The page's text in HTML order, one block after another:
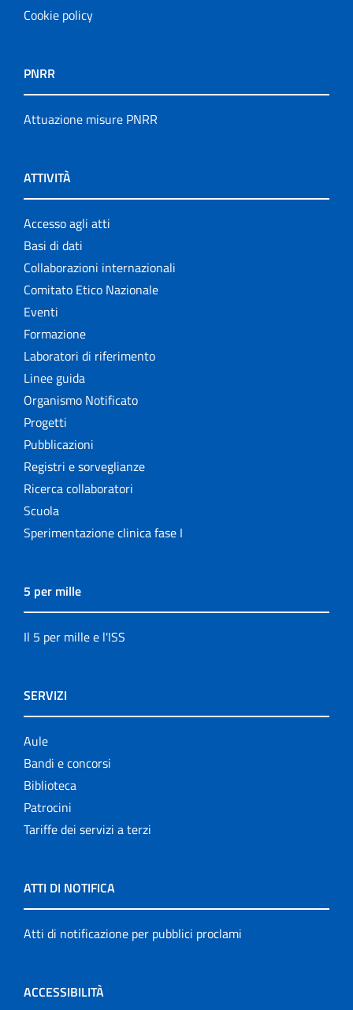
Cookie policy
PNRR
Attuazione misure PNRR
ATTIVITÀ
Accesso agli atti
Basi di dati
Collaborazioni internazionali
Comitato Etico Nazionale
Eventi
Formazione
Laboratori di riferimento
Linee guida
Organismo Notificato
Progetti
Pubblicazioni
Registri e sorveglianze
Ricerca collaboratori
Scuola
Sperimentazione clinica fase I
5 per mille
Il 5 per mille e l'ISS
SERVIZI
Aule
Bandi e concorsi
Biblioteca
Patrocini
Tariffe dei servizi a terzi
ATTI DI NOTIFICA
Atti di notificazione per pubblici proclami
ACCESSIBILITÀ